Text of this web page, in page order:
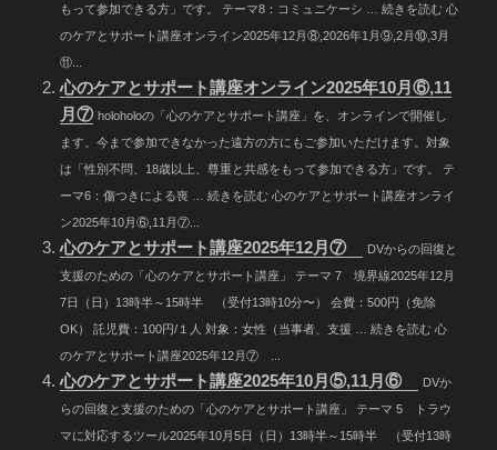
もって参加できる方」です。 テーマ8：コミュニケーシ … 続きを読む 心
のケアとサポート講座オンライン2025年12月⑧,2026年1月⑨,2月⑩,3月
⑪...
心のケアとサポート講座オンライン2025年10月⑥,11
月⑦ holoholoの「心のケアとサポート講座」を、オンラインで開催し
ます。今まで参加できなかった遠方の方にもご参加いただけます。対象
は「性別不問、18歳以上、尊重と共感をもって参加できる方」です。 テ
ーマ6：傷つきによる喪 … 続きを読む 心のケアとサポート講座オンライ
ン2025年10月⑥,11月⑦...
心のケアとサポート講座2025年12月⑦
DVからの回復と
支援のための「心のケアとサポート講座」 テーマ 7 境界線2025年12月
7日（日）13時半～15時半 （受付13時10分〜） 会費：500円（免除
OK） 託児費：100円/１人 対象：女性（当事者、支援 … 続きを読む 心
のケアとサポート講座2025年12月⑦ ...
心のケアとサポート講座2025年10月⑤,11月⑥
DVか
らの回復と支援のための「心のケアとサポート講座」 テーマ 5 トラウ
マに対応するツール2025年10月5日（日）13時半～15時半 （受付13時